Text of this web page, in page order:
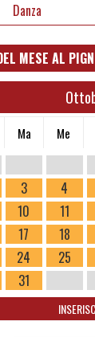
Danza
MESE AL
Ma Me
3 4
10 11
17 18
24 25
31